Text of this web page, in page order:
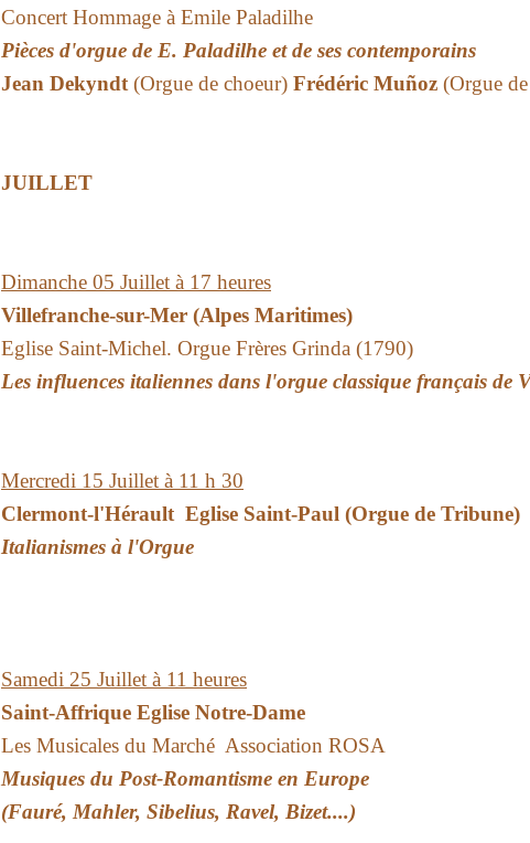
Concert Hommage à Emile Paladilhe
Pièces d'orgue de E. Paladilhe et de ses contemporains
Jean Dekyndt (Orgue de choeur) Frédéric Muñoz (Orgue
JUILLET
Dimanche 05 Juillet à 17 heures
Villefranche-sur-Mer (Alpes Maritimes)
Eglise Saint-Michel. Orgue Frères Grinda (1790)
Les influences italiennes dans l'orgue classique français de
Mercredi 15 Juillet à 11 h 30
Clermont-l'Hérault Eglise Saint-Paul (Orgue de Tribune)
Italianismes à l'Orgue
Samedi 25 Juillet à 11 heures
Saint-Affrique Eglise Notre-Dame
Les Musicales du Marché Association ROSA
Musiques du Post-Romantisme en Europe
(Fauré, Mahler, Sibelius, Ravel, Bizet....)